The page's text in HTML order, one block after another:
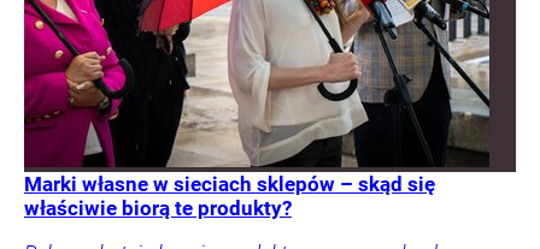
Marki własne w sieciach sklepów – skąd się
właściwie biorą te produkty?